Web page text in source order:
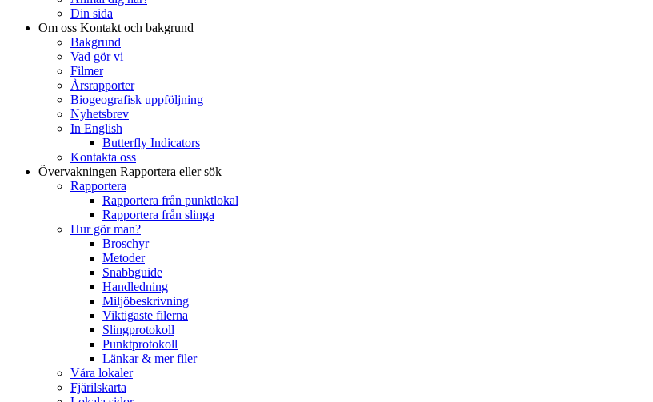
Din sida
Om oss Kontakt och bakgrund
Bakgrund
Vad gör vi
Filmer
Årsrapporter
Biogeografisk uppföljning
Nyhetsbrev
In English
Butterfly Indicators
Kontakta oss
Övervakningen Rapportera eller sök
Rapportera
Rapportera från punktlokal
Rapportera från slinga
Hur gör man?
Broschyr
Metoder
Snabbguide
Handledning
Miljöbeskrivning
Viktigaste filerna
Slingprotokoll
Punktprotokoll
Länkar & mer filer
Våra lokaler
Fjärilskarta